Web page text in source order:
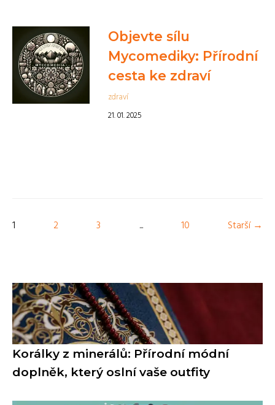
Objevte sílu
Mycomediky: Přírodní
cesta ke zdraví
zdraví
21. 01. 2025
1 2 3 ... 10 Starší →
Korálky z minerálů: Přírodní módní
doplněk, který oslní vaše outfity